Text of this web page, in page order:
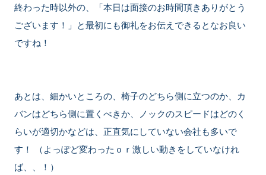
終わった時以外の、「本日は面接のお時間頂きありがとう
ございます！」と最初にも御礼をお伝えできるとなお良い
ですね！
あとは、細かいところの、椅子のどちら側に立つのか、カ
バンはどちら側に置くべきか、ノックのスピードはどのく
らいが適切かなどは、正直気にしていない会社も多いで
す！ （よっぽど変わったｏｒ激しい動きをしていなけれ
ば、、！）